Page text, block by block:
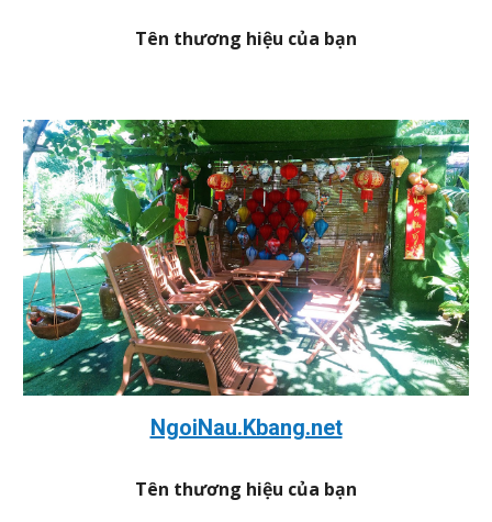
Tên thương hiệu của bạn
NgoiNau.Kbang.net
Tên thương hiệu của bạn